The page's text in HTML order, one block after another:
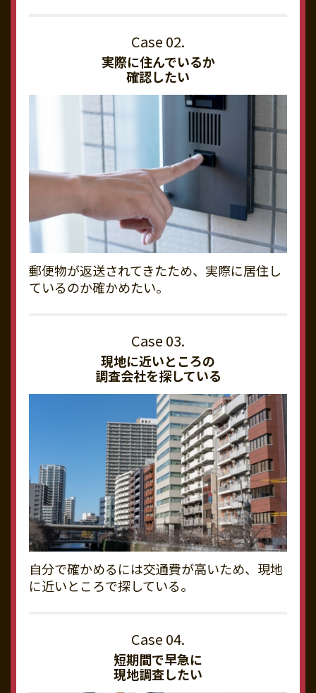
実際に住んでいるか
確認したい
郵便物が返送されてきたため、実際に居住し
ているのか確かめたい。
現地に近いところの
調査会社を探している
自分で確かめるには交通費が高いため、現地
に近いところで探している。
短期間で早急に
現地調査したい